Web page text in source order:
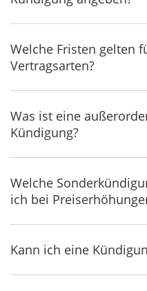
Welche Fristen gelten
Vertragsarten?
Was ist eine
Kündigung?
Welche
ich bei
Kann ich eine